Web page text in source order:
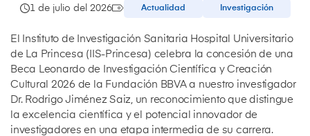
1 de julio del 2026 Actualidad Investigación
El Instituto de Investigación Sanitaria Hospital Universitario
de La Princesa (IIS-Princesa) celebra la concesión de una
Beca Leonardo de Investigación Científica y Creación
Cultural 2026 de la Fundación BBVA a nuestro investigador
Dr. Rodrigo Jiménez Saiz, un reconocimiento que distingue
la excelencia científica y el potencial innovador de
investigadores en una etapa intermedia de su carrera.